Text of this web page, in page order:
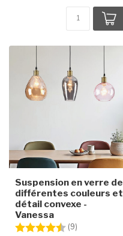
Suspension en verre de
différentes couleurs et
détail convexe -
Vanessa
Note:
(9)